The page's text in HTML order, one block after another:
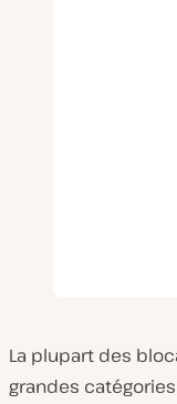
La plupart des
grandes